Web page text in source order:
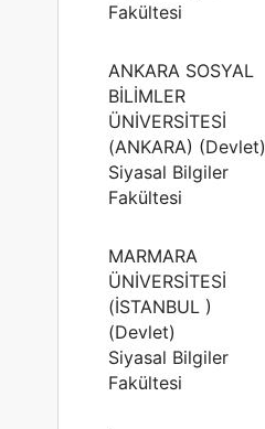
Fakültesi
ANKARA SOSYAL
BİLİMLER
ÜNİVERSİTESİ
(ANKARA) (Devlet)
Siyasal Bilgiler
Fakültesi
MARMARA
ÜNİVERSİTESİ
(İSTANBUL )
(Devlet)
Siyasal Bilgiler
Fakültesi